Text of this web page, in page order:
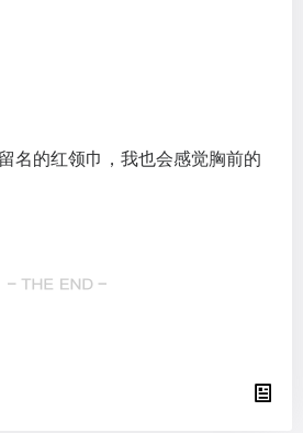
名的红领巾，我也会感觉胸前的